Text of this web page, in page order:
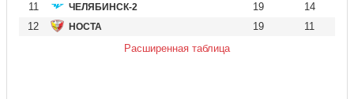
11
ЧЕЛЯБИНСК-2 19
14
12
НОСТА 19
11
Расширенная таблица